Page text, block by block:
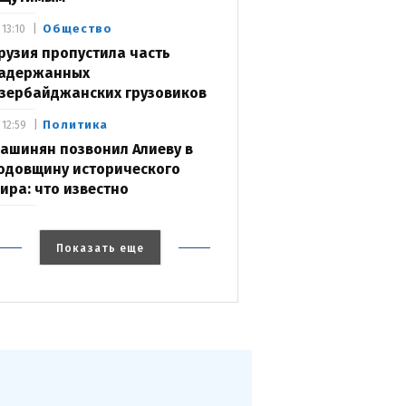
Общество
пропустила часть
грузовиков
13:10
Политика
позвонил Алиеву в
исторического
что известно
12:59
Показать еще